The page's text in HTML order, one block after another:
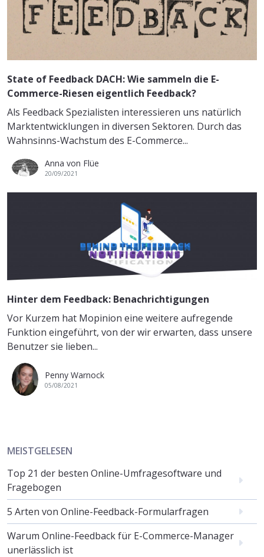
State of Feedback DACH: Wie sammeln die E-
Commerce-Riesen eigentlich Feedback?
Als Feedback Spezialisten interessieren uns natürlich
Marktentwicklungen in diversen Sektoren. Durch das
Wahnsinns-Wachstum des E-Commerce...
Anna von Flüe
20/09/2021
Hinter dem Feedback: Benachrichtigungen
Vor Kurzem hat Mopinion eine weitere aufregende
Funktion eingeführt, von der wir erwarten, dass unsere
Benutzer sie lieben...
Penny Warnock
05/08/2021
MEISTGELESEN
Top 21 der besten Online-Umfragesoftware und
Fragebogen
5 Arten von Online-Feedback-Formularfragen
Warum Online-Feedback für E-Commerce-Manager
unerlässlich ist